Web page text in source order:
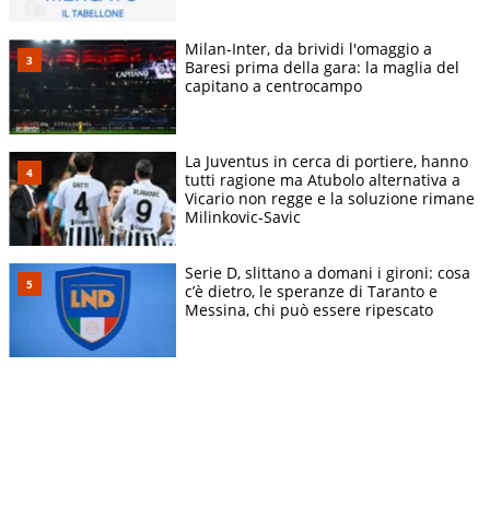
Milan-Inter, da brividi l'omaggio a
Baresi prima della gara: la maglia del
capitano a centrocampo
La Juventus in cerca di portiere, hanno
tutti ragione ma Atubolo alternativa a
Vicario non regge e la soluzione rimane
Milinkovic-Savic
Serie D, slittano a domani i gironi: cosa
c’è dietro, le speranze di Taranto e
Messina, chi può essere ripescato